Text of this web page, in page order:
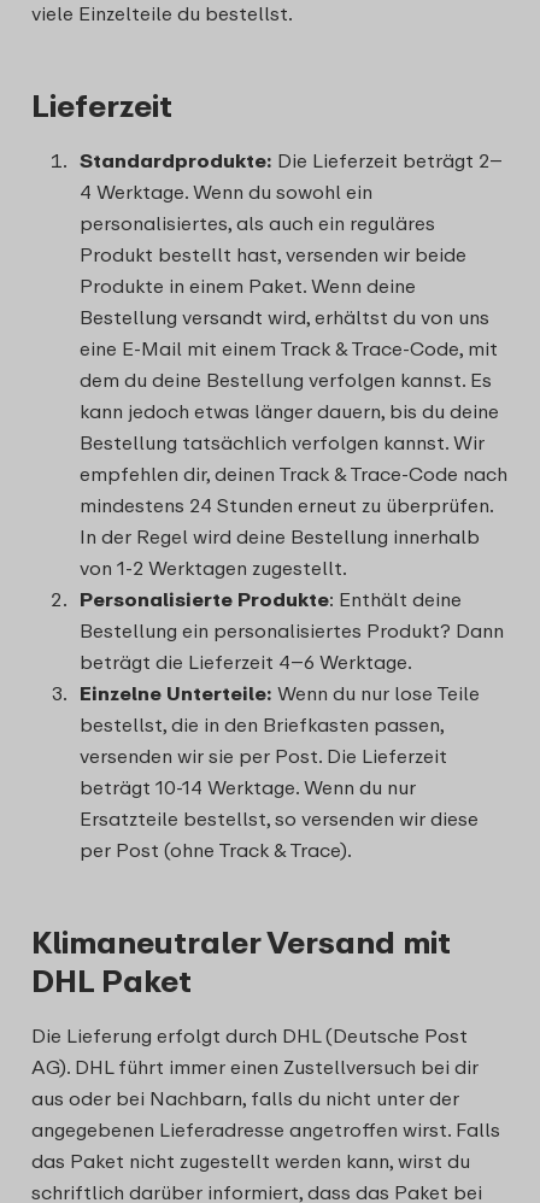
viele Einzelteile du bestellst.
Lieferzeit
Standardprodukte: Die Lieferzeit beträgt 2–
4 Werktage. Wenn du sowohl ein
personalisiertes, als auch ein reguläres
Produkt bestellt hast, versenden wir beide
Produkte in einem Paket. Wenn deine
Bestellung versandt wird, erhältst du von uns
eine E-Mail mit einem Track & Trace-Code, mit
dem du deine Bestellung verfolgen kannst. Es
kann jedoch etwas länger dauern, bis du deine
Bestellung tatsächlich verfolgen kannst. Wir
empfehlen dir, deinen Track & Trace-Code nach
mindestens 24 Stunden erneut zu überprüfen.
In der Regel wird deine Bestellung innerhalb
von 1-2 Werktagen zugestellt.
Personalisierte Produkte: Enthält deine
Bestellung ein personalisiertes Produkt? Dann
beträgt die Lieferzeit 4–6 Werktage.
Einzelne Unterteile: Wenn du nur lose Teile
bestellst, die in den Briefkasten passen,
versenden wir sie per Post. Die Lieferzeit
beträgt 10-14 Werktage. Wenn du nur
Ersatzteile bestellst, so versenden wir diese
per Post (ohne Track & Trace).
Klimaneutraler Versand mit
DHL Paket
Die Lieferung erfolgt durch DHL (Deutsche Post
AG). DHL führt immer einen Zustellversuch bei dir
aus oder bei Nachbarn, falls du nicht unter der
angegebenen Lieferadresse angetroffen wirst. Falls
das Paket nicht zugestellt werden kann, wirst du
schriftlich darüber informiert, dass das Paket bei